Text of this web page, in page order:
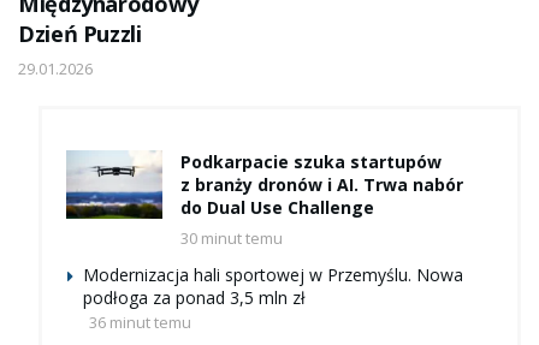
Dzień Puzzli
29.01.2026
Podkarpacie szuka startupów
z branży dronów i AI. Trwa nabór
do Dual Use Challenge
30 minut temu
Modernizacja hali sportowej w Przemyślu. Nowa
podłoga za ponad 3,5 mln zł
36 minut temu